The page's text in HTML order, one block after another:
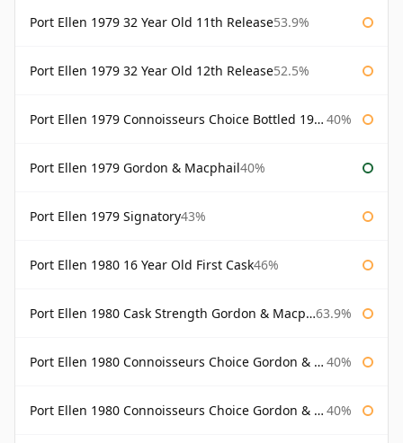
Port Ellen 1979 32 Year Old 11th Release53.9%
Port Ellen 1979 32 Year Old 12th Release52.5%
Port Ellen 1979 Connoisseurs Choice Bottled 1995 Gordon & Macphail 40%
Port Ellen 1979 Gordon & Macphail40%
Port Ellen 1979 Signatory43%
Port Ellen 1980 16 Year Old First Cask46%
Port Ellen 1980 Cask Strength Gordon & Macphail 63.9%
Port Ellen 1980 Connoisseurs Choice Gordon & Macphail 40%
Port Ellen 1980 Connoisseurs Choice Gordon & Macphail 19 Year Old 40%